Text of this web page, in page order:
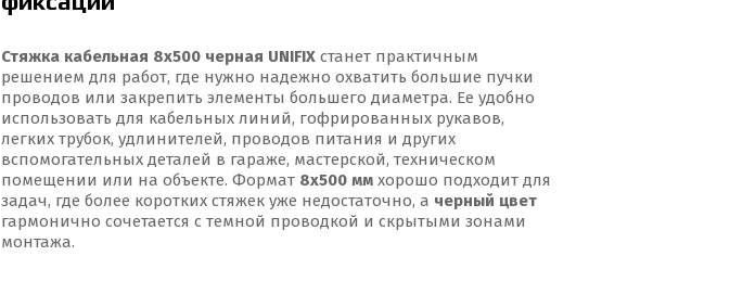
Стяжка кабельная 8x500 черная UNIFIX станет практичным
решением для работ, где нужно надежно охватить большие пучки
проводов или закрепить элементы большего диаметра. Ее удобно
использовать для кабельных линий, гофрированных рукавов,
легких трубок, удлинителей, проводов питания и других
вспомогательных деталей в гараже, мастерской, техническом
помещении или на объекте. Формат 8x500 мм хорошо подходит для
задач, где более коротких стяжек уже недостаточно, а черный цвет
гармонично сочетается с темной проводкой и скрытыми зонами
монтажа.